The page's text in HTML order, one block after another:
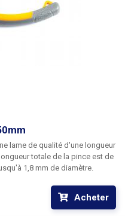
lame de qualité d'une longueur
totale de la pince est de
1,8 mm de diamètre.
Acheter